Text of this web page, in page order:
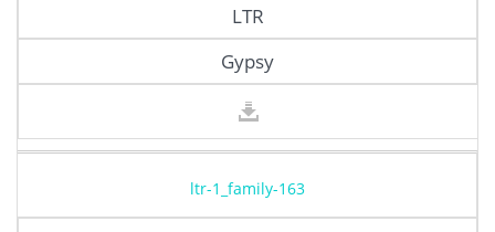
LTR
Gypsy
ltr-1_family-163